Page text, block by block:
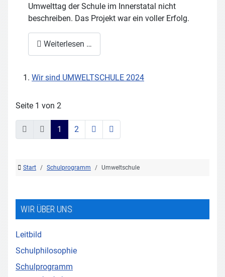
WIR ÜBER UNS
Leitbild
Schulphilosophie
Schulprogramm
Umwelttag der Schule im Innerstatal nicht
beschreiben. Das Projekt war ein voller Erfolg.
Weiterlesen …
Wir sind UMWELTSCHULE 2024
Seite 1 von 2
1 2
Start Schulprogramm Umweltschule